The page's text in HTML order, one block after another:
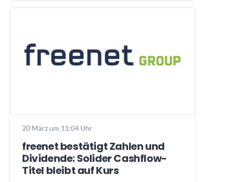
20 März um 11:04 Uhr
freenet bestätigt Zahlen und
Dividende: Solider Cashflow-
Titel bleibt auf Kurs